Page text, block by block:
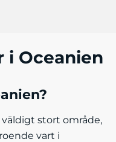
i Oceanien
stort område,
vart i